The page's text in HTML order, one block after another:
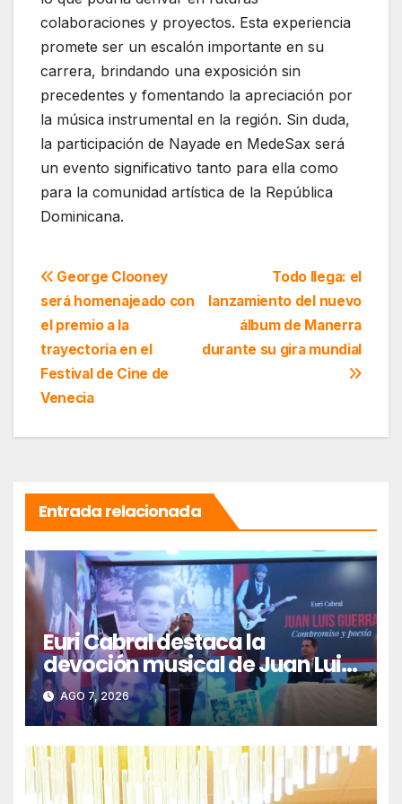
colaboraciones y proyectos. Esta experiencia
promete ser un escalón importante en su
carrera, brindando una exposición sin
precedentes y fomentando la apreciación por
la música instrumental en la región. Sin duda,
la participación de Nayade en MedeSax será
un evento significativo tanto para ella como
para la comunidad artística de la República
Dominicana.
Navegación
de
entradas
Todo llega: el
lanzamiento del nuevo
álbum de Manerra
durante su gira mundial
George Clooney
será homenajeado con
el premio a la
trayectoria en el
Festival de Cine de
Venecia
Entrada relacionada
Euri Cabral destaca la
devoción musical de Juan Luis
Guerra hacia Jesucristo
AGO 7, 2026